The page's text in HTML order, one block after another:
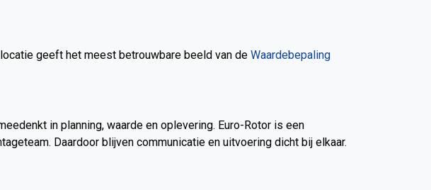
geeft het meest betrouwbare beeld van de Waardebepaling
in planning, waarde en oplevering. Euro-Rotor is een
Daardoor blijven communicatie en uitvoering dicht bij elkaar.